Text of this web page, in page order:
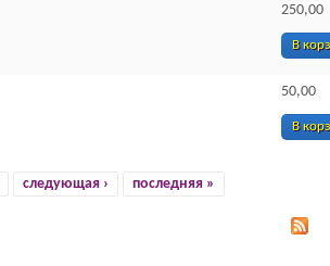
250,00
В
50,00
В
следующая › последняя »